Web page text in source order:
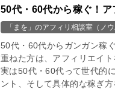
50代・60代から稼ぐ！
「まを」のアフィリ相談室（ノウ
50代・60代からガンガン稼
重ねた方は、アフィリエイ
実は50代・60代って世代的
ント、そして具体的な稼ぎ方